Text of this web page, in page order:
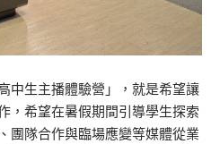
中生主播體驗營」，就是希望讓
，希望在暑假期間引導學生探索
團隊合作與臨場應變等媒體從業